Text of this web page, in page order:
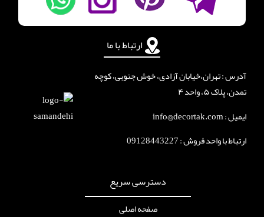
دسترسی سریع
صفحه اصلی
ارتباط با ما
آدرس : تهران،خیابان آزادی، خوش جنوبی، کوچه
تمدن، پلاک ۵، واحد ۴
ایمیل : info@decortak.com
ارتباط با واحد فروش :09128443227